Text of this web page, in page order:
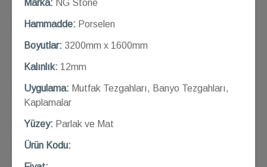
Marka: NG Stone
Hammadde: Porselen
Boyutlar: 3200mm x 1600mm
Kalınlık: 12mm
Uygulama: Mutfak Tezgahları, Banyo Tezgahları,
Kaplamalar
Yüzey: Parlak ve Mat
Ürün Kodu: